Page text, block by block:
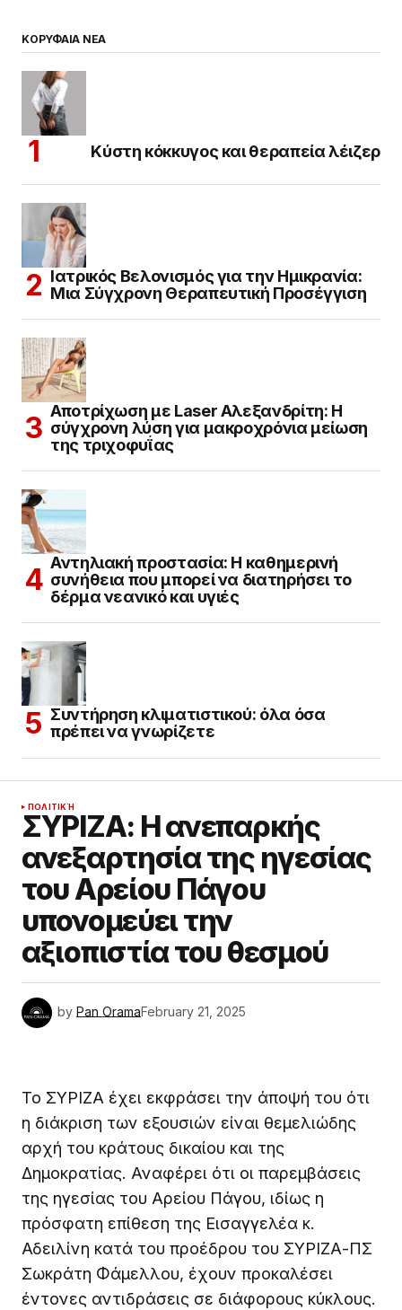
ΚΟΡΥΦΑΙΑ ΝΕΑ
Κύστη κόκκυγος και θεραπεία λέιζερ
Ιατρικός Βελονισμός για την Ημικρανία:
Μια Σύγχρονη Θεραπευτική Προσέγγιση
Αποτρίχωση με Laser Αλεξανδρίτη: Η
σύγχρονη λύση για μακροχρόνια μείωση
της τριχοφυΐας
Αντηλιακή προστασία: Η καθημερινή
συνήθεια που μπορεί να διατηρήσει το
δέρμα νεανικό και υγιές
Συντήρηση κλιματιστικού: όλα όσα
πρέπει να γνωρίζετε
ΠΟΛΙΤΙΚΉ
ΣΥΡΙΖΑ: Η ανεπαρκής
ανεξαρτησία της ηγεσίας
του Αρείου Πάγου
υπονομεύει την
αξιοπιστία του θεσμού
by Pan OramaFebruary 21, 2025
Το ΣΥΡΙΖΑ έχει εκφράσει την άποψή του ότι
η διάκριση των εξουσιών είναι θεμελιώδης
αρχή του κράτους δικαίου και της
Δημοκρατίας. Αναφέρει ότι οι παρεμβάσεις
της ηγεσίας του Αρείου Πάγου, ιδίως η
πρόσφατη επίθεση της Εισαγγελέα κ.
Αδειλίνη κατά του προέδρου του ΣΥΡΙΖΑ-ΠΣ
Σωκράτη Φάμελλου, έχουν προκαλέσει
έντονες αντιδράσεις σε διάφορους κύκλους.